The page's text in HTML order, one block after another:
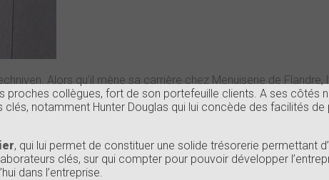
Alors qu’il mène sa carrière chez Menuiserie de
proches collègues, fort de son portefeuille clients. A ses côtés
notamment Hunter Douglas qui lui concède des facilités de
, qui lui permet de constituer une solide trésorerie permettant
clés, sur qui compter pour pouvoir développer
dans l’entreprise.